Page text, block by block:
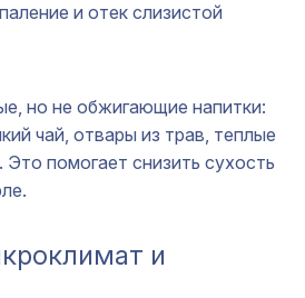
и отек слизистой
но не обжигающие напитки:
чай, отвары из трав, теплые
помогает снизить сухость
и